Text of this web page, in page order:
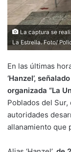
La captura se
La Estrella. Foto/
En las últimas
‘Hanzel’,
organizada “La
Poblados del Sur,
autoridades
allanamiento que